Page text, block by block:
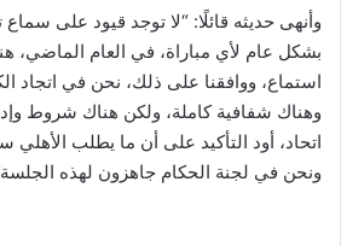
وأنهى حديثه قائلًا: “لا توجد قيود على
بشكل عام لأي مباراة، في العام
استماع، ووافقنا على ذلك، نحن في اتجاد
وهناك شفافية كاملة، ولكن هناك شروط
اتحاد، أود التأكيد على أن ما يطلب
ونحن في لجنة الحكام جاهزون لهذه